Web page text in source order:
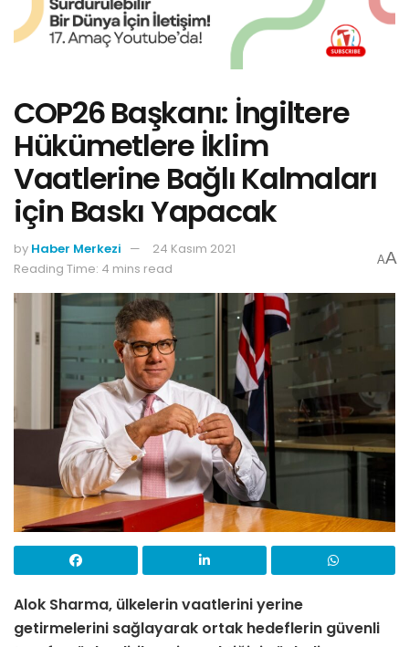
COP26 Başkanı: İngiltere
Hükümetlere İklim
Vaatlerine Bağlı Kalmaları
için Baskı Yapacak
by Haber Merkezi
24 Kasım 2021
Reading Time: 4 mins read
AA
Alok Sharma, ülkelerin vaatlerini yerine
getirmelerini sağlayarak ortak hedeflerin güvenli